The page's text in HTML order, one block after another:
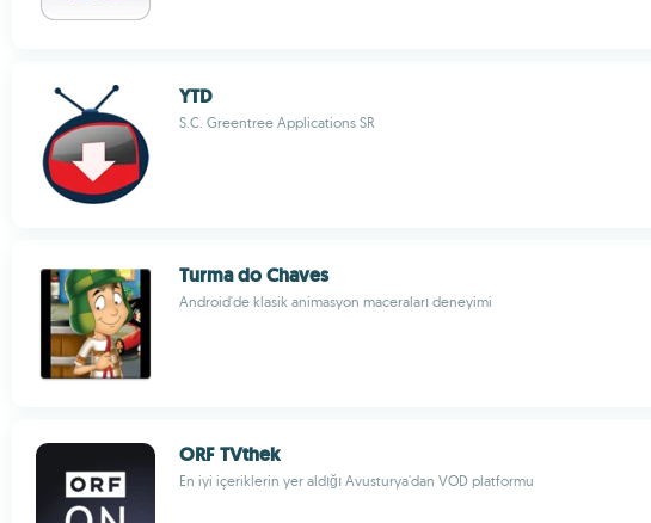
YTD
S.C. Greentree Applications SR
Turma do Chaves
Android'de klasik animasyon maceraları deneyimi
ORF TVthek
En iyi içeriklerin yer aldığı Avusturya'dan VOD platformu